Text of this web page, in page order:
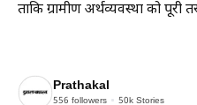
ताकि ग्रामीण अर्थव्यवस्था को
Prathakal
556 followers 50k Stories